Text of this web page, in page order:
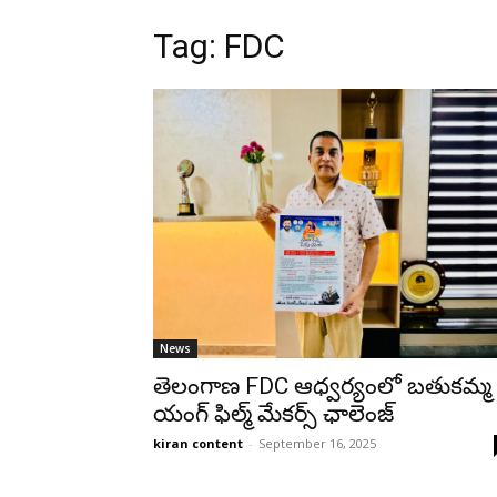
Tag: FDC
News
తెలంగాణ FDC ఆధ్వ‌ర్యంలో బ‌తుకమ్మ
యంగ్ ఫిల్మ్ మేక‌ర్స్ ఛాలెంజ్‌
kiran content - September 16, 2025